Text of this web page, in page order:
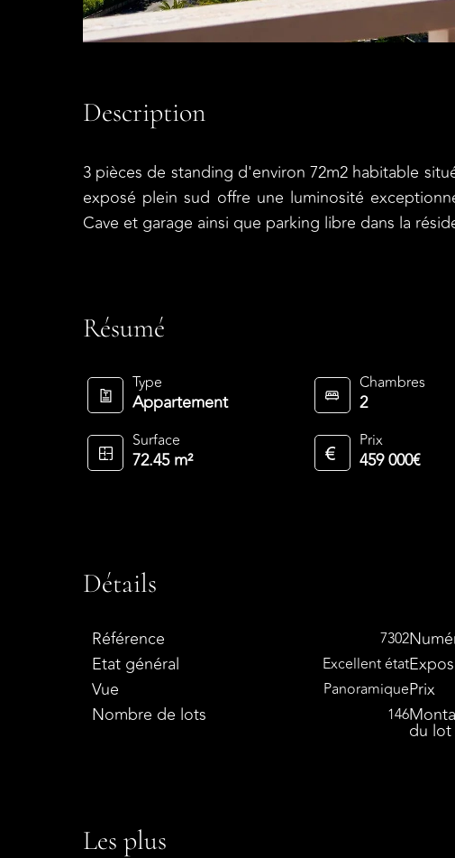
Description
3 pièces de standing d'environ 72m2 habitable
exposé plein sud offre une luminosité
Cave et garage ainsi que parking libre dans la
Résumé
Type
Appartement
Chambres
2
Surface
72.45 m²
Prix
459 000€
Détails
Référence 7302
Etat général Excellent état
Vue PanoramiquePrix
Nombre de lots 146
du lot
Les plus